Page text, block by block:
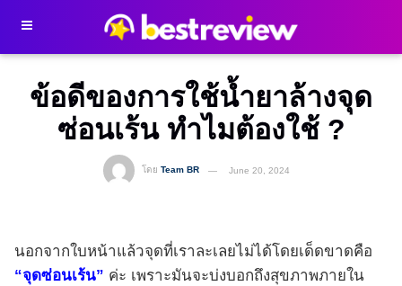
ข้อดีของการใช้น้ำยาล้างจุด
ซ่อนเร้น ทำไมต้องใช้ ?
โดย Team BR June 20, 2024
นอกจากใบหน้าแล้วจุดที่เราละเลยไม่ได้โดยเด็ดขาดคือ
“จุดซ่อนเร้น” ค่ะ เพราะมันจะบ่งบอกถึงสุขภาพภายใน